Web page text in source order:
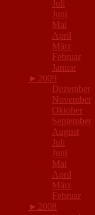
Juli
Juni
Mai
April
März
Februar
Januar
► 2009
Dezember
November
Oktober
September
August
Juli
Juni
Mai
April
März
Februar
► 2008